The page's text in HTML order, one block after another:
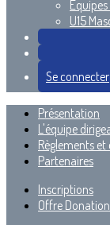
U15
Se connecter
Présentation
L'équipe
Règlements
Partenaires
Inscriptions
Offre Donation